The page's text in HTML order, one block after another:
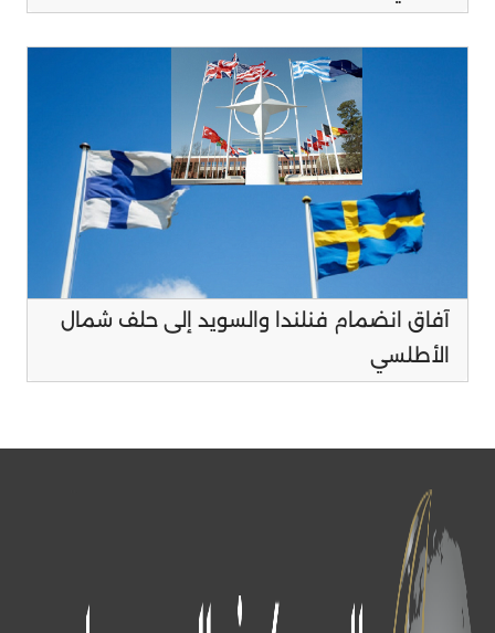
آفاق انضمام فنلندا والسويد إلى حلف شمال
الأطلسي